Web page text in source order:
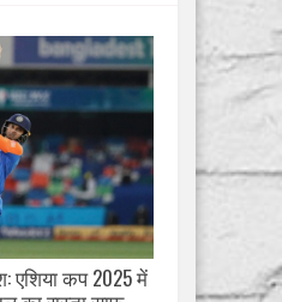
एशिया कप 2025 में